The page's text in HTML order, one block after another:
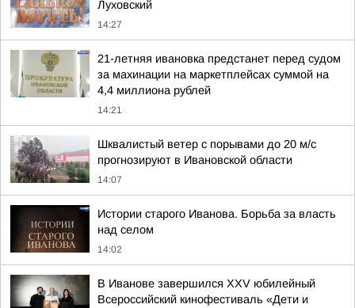
Луховский
14:27
21-летняя ивановка предстанет перед судом
за махинации на маркетплейсах суммой на
4,4 миллиона рублей
14:21
Шквалистый ветер с порывами до 20 м/с
прогнозируют в Ивановской области
14:07
Истории старого Иванова. Борьба за власть
над селом
14:02
В Иванове завершился XXV юбилейный
Всероссийский кинофестиваль «Дети и